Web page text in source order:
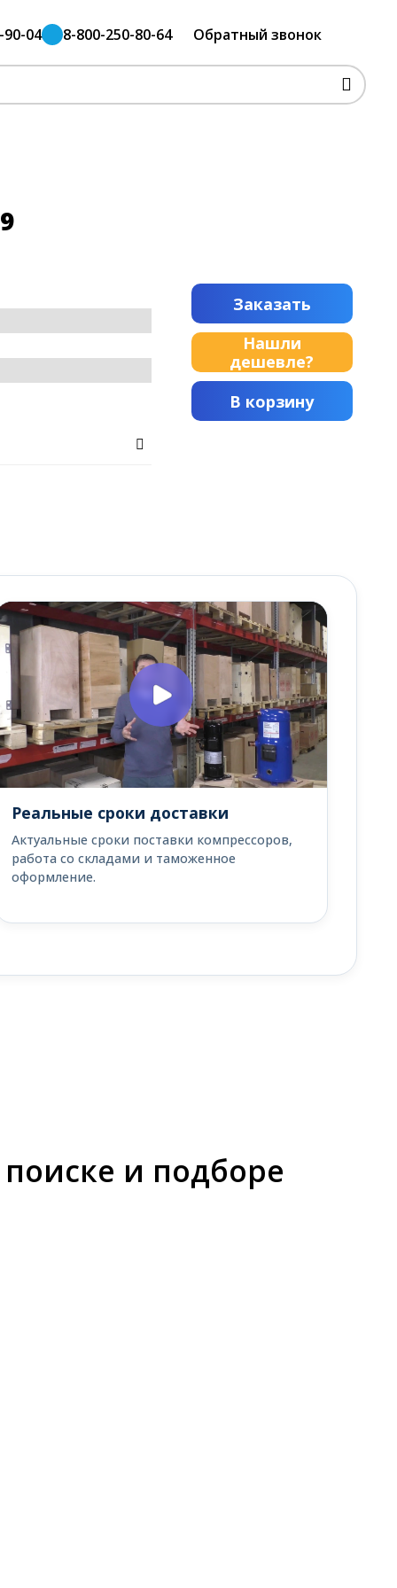
90-04 8-800-250-80-64 Обратный звонок
Заказать
Нашли
дешевле?
В корзину
Реальные сроки доставки
Актуальные сроки поставки компрессоров,
работа со складами и таможенное
оформление.
и подборе